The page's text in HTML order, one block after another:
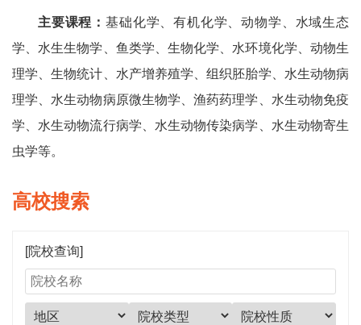
主要课程：基础化学、有机化学、动物学、水域生态
学、水生生物学、鱼类学、生物化学、水环境化学、动物生
理学、生物统计、水产增养殖学、组织胚胎学、水生动物病
理学、水生动物病原微生物学、渔药药理学、水生动物免疫
学、水生动物流行病学、水生动物传染病学、水生动物寄生
虫学等。
高校搜索
[院校查询]